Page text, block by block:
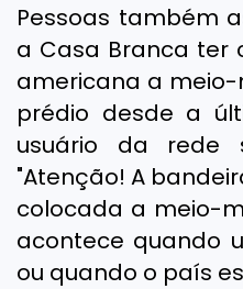
Pessoas também
a Casa Branca ter
americana a
prédio desde a
usuário da rede
"Atenção! A
colocada a meio-
acontece quando
ou quando o país